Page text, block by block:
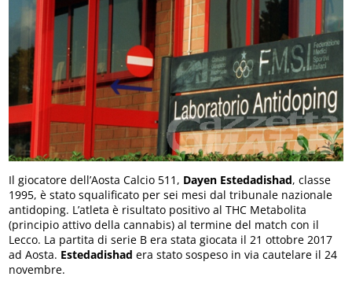
Il giocatore dell’Aosta Calcio 511, Dayen Estedadishad, classe
1995, è stato squalificato per sei mesi dal tribunale nazionale
antidoping. L’atleta è risultato positivo al THC Metabolita
(principio attivo della cannabis) al termine del match con il
Lecco. La partita di serie B era stata giocata il 21 ottobre 2017
ad Aosta. Estedadishad era stato sospeso in via cautelare il 24
novembre.